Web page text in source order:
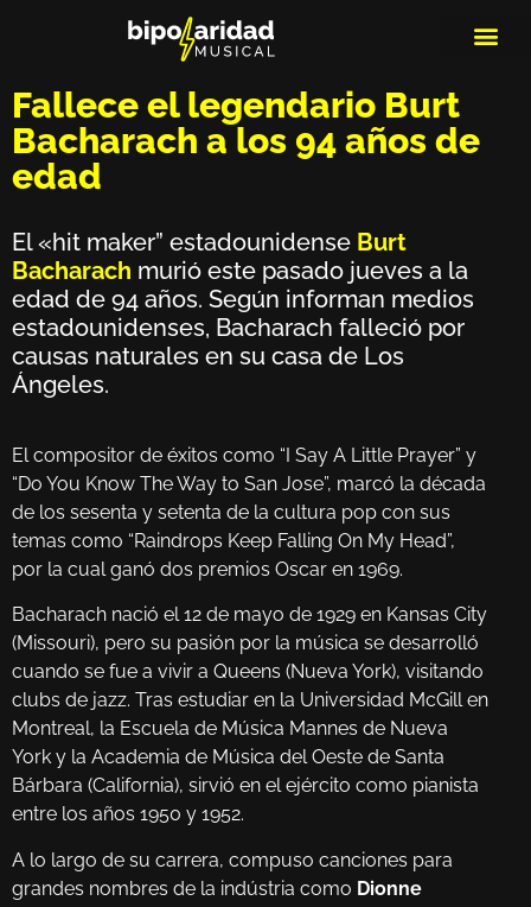
Fallece el legendario Burt
Bacharach a los 94 años de
edad
El «hit maker” estadounidense Burt
Bacharach murió este pasado jueves a la
edad de 94 años. Según informan medios
estadounidenses, Bacharach falleció por
causas naturales en su casa de Los
Ángeles.
El compositor de éxitos como “I Say A Little Prayer” y
“Do You Know The Way to San Jose”, marcó la década
de los sesenta y setenta de la cultura pop con sus
temas como “Raindrops Keep Falling On My Head”,
por la cual ganó dos premios Oscar en 1969.
Bacharach nació el 12 de mayo de 1929 en Kansas City
(Missouri), pero su pasión por la música se desarrolló
cuando se fue a vivir a Queens (Nueva York), visitando
clubs de jazz. Tras estudiar en la Universidad McGill en
Montreal, la Escuela de Música Mannes de Nueva
York y la Academia de Música del Oeste de Santa
Bárbara (California), sirvió en el ejército como pianista
entre los años 1950 y 1952.
A lo largo de su carrera, compuso canciones para
grandes nombres de la indústria como Dionne